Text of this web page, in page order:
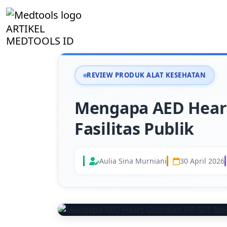
ARTIKEL
MEDTOOLS ID
REVIEW PRODUK ALAT KESEHATAN
Mengapa AED
Fasilitas Publik
Aulia Sina Murniani 30 April 2026